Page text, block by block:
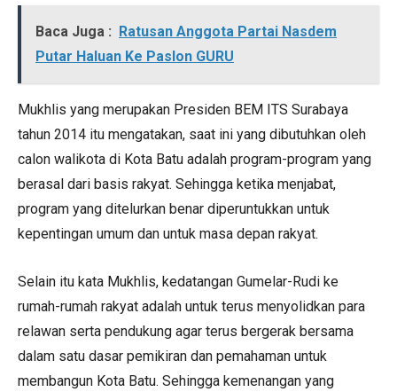
Baca Juga : Ratusan Anggota Partai Nasdem
Putar Haluan Ke Paslon GURU
Mukhlis yang merupakan Presiden BEM ITS Surabaya
tahun 2014 itu mengatakan, saat ini yang dibutuhkan oleh
calon walikota di Kota Batu adalah program-program yang
berasal dari basis rakyat. Sehingga ketika menjabat,
program yang ditelurkan benar diperuntukkan untuk
kepentingan umum dan untuk masa depan rakyat.
Selain itu kata Mukhlis, kedatangan Gumelar-Rudi ke
rumah-rumah rakyat adalah untuk terus menyolidkan para
relawan serta pendukung agar terus bergerak bersama
dalam satu dasar pemikiran dan pemahaman untuk
membangun Kota Batu. Sehingga kemenangan yang